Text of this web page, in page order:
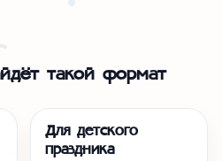
такой формат
Для детского
праздника